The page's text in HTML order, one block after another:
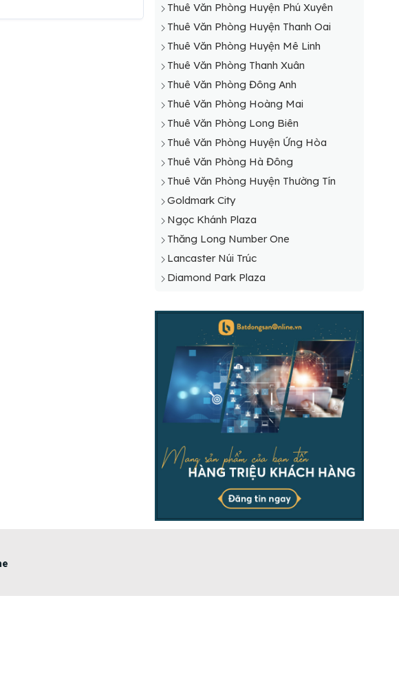
Thuê Văn Phòng Huyện Mỹ Đức
Thuê Văn Phòng Huyện Phú Xuyên
Thuê Văn Phòng Huyện Phúc Thọ
Thuê Văn Phòng Huyện Quốc Oai
Thuê Văn Phòng Huyện Sóc Sơn
Thuê Văn Phòng Huyện Thạch Thất
Thuê Văn Phòng Huyện Thanh Oai
Thuê Văn Phòng Huyện Thanh Trì
Thuê Văn Phòng Huyện Thường Tín
Thuê Văn Phòng Huyện Ứng Hòa
Thuê Văn Phòng Huyện Phú Xuyên
Thuê Văn Phòng Huyện Thanh Oai
Thuê Văn Phòng Huyện Mê Linh
Thuê Văn Phòng Thanh Xuân
Thuê Văn Phòng Đông Anh
Thuê Văn Phòng Hoàng Mai
Thuê Văn Phòng Long Biên
Thuê Văn Phòng Huyện Ứng Hòa
Thuê Văn Phòng Hà Đông
Thuê Văn Phòng Huyện Thường Tín
Goldmark City
Ngọc Khánh Plaza
Thăng Long Number One
Lancaster Núi Trúc
Diamond Park Plaza